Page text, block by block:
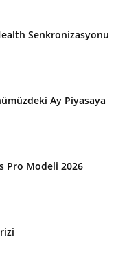
Senkronizasyonu
Ay Piyasaya
Pro Modeli 2026